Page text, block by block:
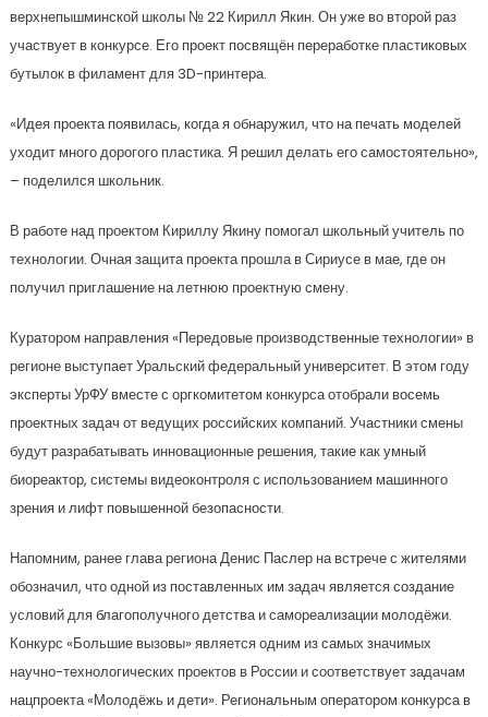
верхнепышминской школы № 22 Кирилл Якин. Он уже во второй раз
участвует в конкурсе. Его проект посвящён переработке пластиковых
бутылок в филамент для 3D-принтера.
«Идея проекта появилась, когда я обнаружил, что на печать моделей
уходит много дорогого пластика. Я решил делать его самостоятельно»,
– поделился школьник.
В работе над проектом Кириллу Якину помогал школьный учитель по
технологии. Очная защита проекта прошла в Сириусе в мае, где он
получил приглашение на летнюю проектную смену.
Куратором направления «Передовые производственные технологии» в
регионе выступает Уральский федеральный университет. В этом году
эксперты УрФУ вместе с оргкомитетом конкурса отобрали восемь
проектных задач от ведущих российских компаний. Участники смены
будут разрабатывать инновационные решения, такие как умный
биореактор, системы видеоконтроля с использованием машинного
зрения и лифт повышенной безопасности.
Напомним, ранее глава региона Денис Паслер на встрече с жителями
обозначил, что одной из поставленных им задач является создание
условий для благополучного детства и самореализации молодёжи.
Конкурс «Большие вызовы» является одним из самых значимых
научно-технологических проектов в России и соответствует задачам
нацпроекта «Молодёжь и дети». Региональным оператором конкурса в